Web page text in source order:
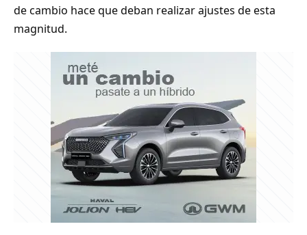
de cambio hace que deban realizar ajustes de esta
magnitud.